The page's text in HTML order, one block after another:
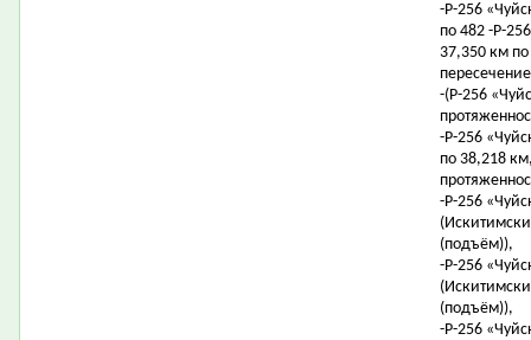
-Р-256
по 482 -Р-
37,350 км
-(Р-256
-Р-256
по 38,218
-Р-256
(подъём)),
-Р-256
(подъём)),
-Р-256